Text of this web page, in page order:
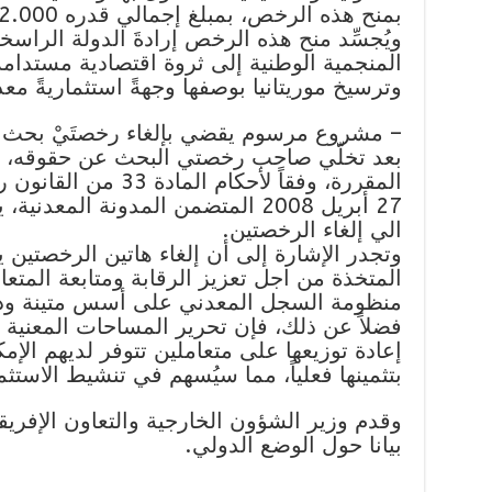
بمنح هذه الرخص، بمبلغ إجمالي قدره 22.332.000 أوقية جديدة
ويُجسِّد منح هذه الرخص إرادةَ الدولة
المنجمية الوطنية إلى ثروة اقتصادية
وترسيخ موريتانيا بوصفها وجهةً استثماريةً
– مشروع مرسوم يقضي بإلغاء رخصتَيْ بحث (2) عن مواد
بعد تخلّي صاحب رخصتي البحث عن حقوقه،
27 أبريل 2008 المتضمن المدونة
الي إلغاء الرخصتين.
وتجدر الإشارة إلى أن إلغاء هاتين
المتخذة من اجل تعزيز الرقابة ومتابعة
منظومة السجل المعدني على أسس متينة
فضلاً عن ذلك، فإن تحرير المساحات
إعادة توزيعها على متعاملين تتوفر لديهم
بتثمينها فعلياً، مما سيُسهم في تنشيط
وقدم وزير الشؤون الخارجية والتعاون
بيانا حول الوضع الدولي.